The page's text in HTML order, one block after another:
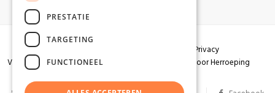
Algemene voorwaarden
Privacy
Verzendingen
Herroepingsrecht Formulier voor Herroeping
PRESTATIE
TARGETING
FUNCTIONEEL